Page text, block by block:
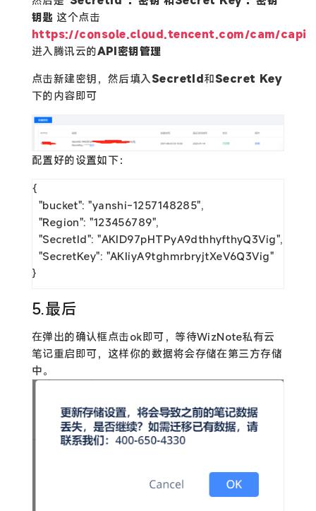
钥匙 这个点击
https://console.cloud.tencent.com/cam/capi
进入腾讯云的API密钥管理
点击新建密钥，然后填入SecretId和Secret Key
下的内容即可
配置好的设置如下：
{
}
5.最后
在弹出的确认框点击ok即可，等待WizNote私有云
笔记重启即可，这样你的数据将会存储在第三方存储
中。